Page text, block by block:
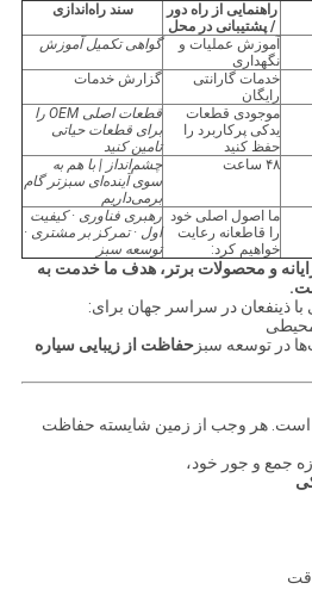
راهنمایی از راه دور
/ پشتیبانی در محل
سند راه‌اندازی
آموزش عملیات و
نگهداری
گواهی تکمیل آموزش
خدمات گارانتی
رایگان
گزارش خدمات
موجودی قطعات
یدکی پرکاربرد را
حفظ کنید
قطعات اصلی OEM را
برای قطعات حیاتی
تامین کنید
۴۸ ساعت
چشم‌انداز | با هم به
سوی آینده‌ای سبزتر گام
برمی‌داریم
ما اصول اصلی خود
را قاطعانه رعایت
خواهیم کرد:
رهبری فناوری · کیفیت
اول · تمرکز بر مشتری ·
توسعه سبز
و محصولات برتر، هدف ما خدمت به
با ذینفعان در سراسر جهان برای:
در توسعه سبز حفاظت از زیبایی سیاره
هر وجب از زمین شایسته حفاظت
جمع و جور خود،